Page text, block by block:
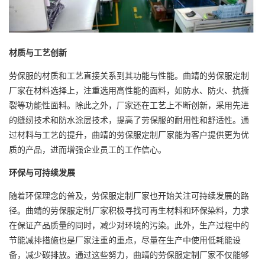
材质与工艺创新
劳保服的材质和工艺直接关系到其功能与性能。曲靖的劳保服定制
厂家在材料选择上，注重选用高性能的面料，如防水、防火、抗撕
裂等功能性面料。除此之外，厂家还在工艺上不断创新，采用先进
的缝纫技术和防水涂层技术，提高了劳保服的耐用性和舒适性。通
过材料与工艺的提升，曲靖的劳保服定制厂家能为客户提供更为优
质的产品，进而增强企业员工的工作信心。
环保与可持续发展
随着环保理念的普及，劳保服定制厂家也开始关注可持续发展的路
径。曲靖的劳保服定制厂家积极寻找可再生材料和环保染料，力求
在保证产品质量的同时，减少对环境的污染。此外，生产过程中的
节能减排措施也是厂家注重的重点，尽量在生产中使用低耗能设
备，减少碳排放。通过这些努力，曲靖的劳保服定制厂家不仅能够